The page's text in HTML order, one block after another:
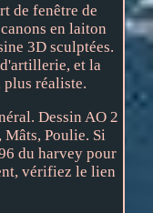
de fenêtre de
en laiton
3D sculptées.
et la
réaliste.
Dessin AO 2
Poulie. Si
du harvey pour
vérifiez le lien